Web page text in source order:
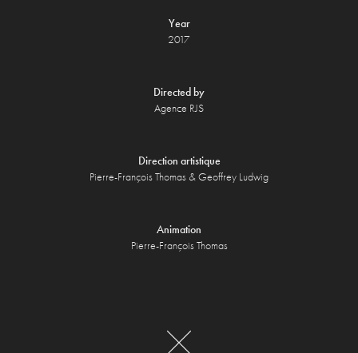
Year
2017
Directed by
Agence RJS
Direction artistique
Pierre-François Thomas & Geoffrey Ludwig
Animation
Pierre-François Thomas